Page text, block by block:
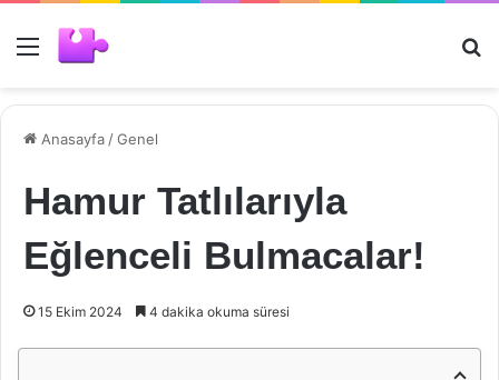
Menü
Anasayfa /Genel
Hamur Tatlılarıyla
Eğlenceli Bulmacalar!
15 Ekim 2024 4 dakika okuma süresi